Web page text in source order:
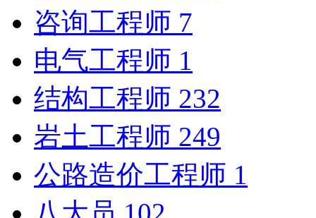
咨询工程师 7
电气工程师 1
结构工程师 232
岩土工程师 249
公路造价工程师 1